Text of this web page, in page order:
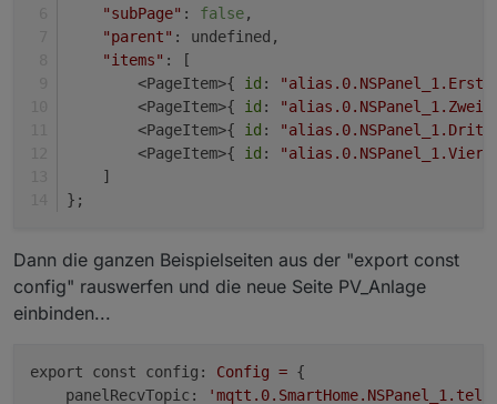
"subPage" : false,
"parent" : undefined,
"items" : [
        <PageItem>{
id :
        <PageItem>{
id :
        <PageItem>{
id :
        <PageItem>{
id :
    ]
};
Dann die ganzen Beispielseiten aus der "export const
config" rauswerfen und die neue Seite PV_Anlage
einbinden...
export const config: Config = {
panelRecvTopic: